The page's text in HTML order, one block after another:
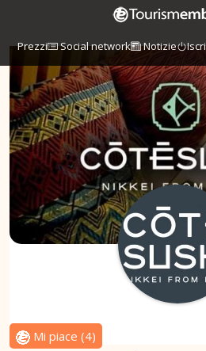
Prezzi Social network Notizie
Mi piace (4)